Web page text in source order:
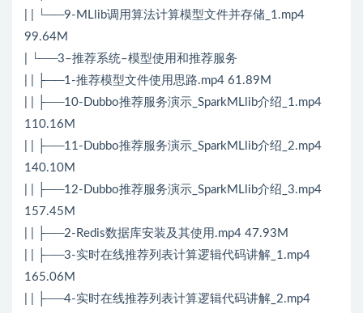
| | └──9-MLlib调用算法计算模型文件并存储_1.mp4
99.64M
| └──3–推荐系统–模型使用和推荐服务
| | ├──1-推荐模型文件使用思路.mp4 61.89M
| | ├──10-Dubbo推荐服务演示_SparkMLlib介绍_1.mp4
110.16M
| | ├──11-Dubbo推荐服务演示_SparkMLlib介绍_2.mp4
140.10M
| | ├──12-Dubbo推荐服务演示_SparkMLlib介绍_3.mp4
157.45M
| | ├──2-Redis数据库安装及其使用.mp4 47.93M
| | ├──3-实时在线推荐列表计算逻辑代码讲解_1.mp4
165.06M
| | ├──4-实时在线推荐列表计算逻辑代码讲解_2.mp4